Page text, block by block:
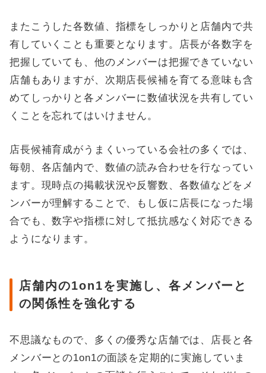
またこうした各数値、指標をしっかりと店舗内で共
有していくことも重要となります。店長が各数字を
把握していても、他のメンバーは把握できていない
店舗もありますが、次期店長候補を育てる意味も含
めてしっかりと各メンバーに数値状況を共有してい
くことを忘れてはいけません。
店長候補育成がうまくいっている会社の多くでは、
毎朝、各店舗内で、数値の読み合わせを行なってい
ます。現時点の掲載状況や反響数、各数値などをメ
ンバーが理解することで、もし仮に店長になった場
合でも、数字や指標に対して抵抗感なく対応できる
ようになります。
店舗内の1on1を実施し、各メンバーと
の関係性を強化する
不思議なもので、多くの優秀な店舗では、店長と各
メンバーとの1on1の面談を定期的に実施していま